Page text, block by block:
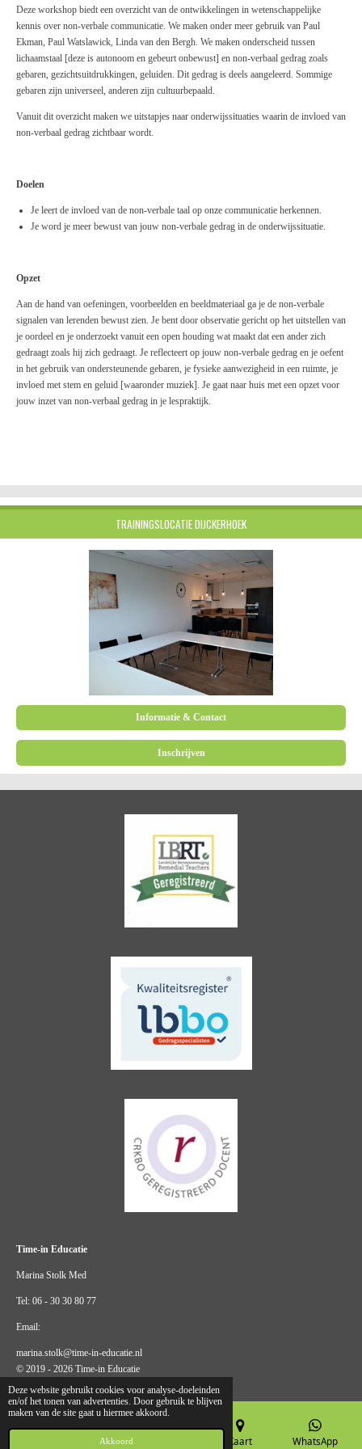
Deze website gebruikt cookies voor analyse-doeleinden
en/of het tonen van advertenties. Door gebruik te blijven
maken van de site gaat u hiermee akkoord.
Akkoord
Deze workshop biedt een overzicht van de ontwikkelingen in wetenschappelijke
kennis over non-verbale communicatie. We maken onder meer gebruik van Paul
Ekman, Paul Watslawick, Linda van den Bergh. We maken onderscheid tussen
lichaamstaal [deze is autonoom en gebeurt onbewust] en non-verbaal gedrag zoals
gebaren, gezichtsuitdrukkingen, geluiden. Dit gedrag is deels aangeleerd. Sommige
gebaren zijn universeel, anderen zijn cultuurbepaald.
Vanuit dit overzicht maken we uitstapjes naar onderwijssituaties waarin de invloed van
non-verbaal gedrag zichtbaar wordt.
Doelen
Je leert de invloed van de non-verbale taal op onze communicatie herkennen.
Je word je meer bewust van jouw non-verbale gedrag in de onderwijssituatie.
Opzet
Aan de hand van oefeningen, voorbeelden en beeldmateriaal ga je de non-verbale
signalen van lerenden bewust zien. Je bent door observatie gericht op het uitstellen van
je oordeel en je onderzoekt vanuit een open houding wat maakt dat een ander zich
gedraagt zoals hij zich gedraagt. Je reflecteert op jouw non-verbale gedrag en je oefent
in het gebruik van ondersteunende gebaren, je fysieke aanwezigheid in een ruimte, je
invloed met stem en geluid [waaronder muziek]. Je gaat naar huis met een opzet voor
jouw inzet van non-verbaal gedrag in je lespraktijk.
TRAININGSLOCATIE DIJCKERHOEK
Informatie & Contact
Inschrijven
Time-in Educatie
Marina Stolk Med
Tel: 06 - 30 30 80 77
Email:
marina.stolk@time-in-educatie.nl
© 2019 - 2026 Time-in Educatie
Telefoonnummer Kaart WhatsApp